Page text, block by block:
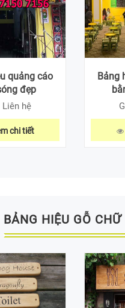
quảng cáo
đẹp
Liên hệ
chi tiết
Bảng
BẢNG HIỆU GỖ CHỮ